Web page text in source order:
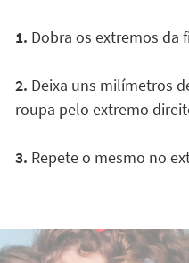
1. Dobra os extremos da
2. Deixa uns milímetros
roupa pelo extremo
3. Repete o mesmo no